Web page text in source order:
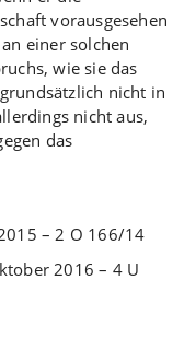
vorausgesehen
einer solchen
wie sie das
nicht in
nicht aus,
das
– 2 O 166/14
2016 – 4 U